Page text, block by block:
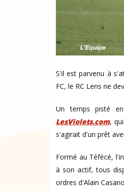
S'il est parvenu à
FC, le RC Lens ne
Un temps pisté
LesViolets.com,
s'agirait d'un prêt
Formé au Téfécé,
à son actif, tous
ordres d'Alain